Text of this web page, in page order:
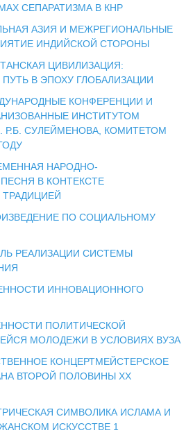
СЕПАРАТИЗМА В КНР
АЗИЯ И МЕЖРЕГИОНАЛЬНЫЕ
ИНДИЙСКОЙ СТОРОНЫ
ЦИВИЛИЗАЦИЯ:
В ЭПОХУ ГЛОБАЛИЗАЦИИ
КОНФЕРЕНЦИИ И
ИНСТИТУТОМ
Р.Б. СУЛЕЙМЕНОВА, КОМИТЕТОМ
НАРОДНО-
В КОНТЕКСТЕ
ПО СОЦИАЛЬНОМУ
РЕАЛИЗАЦИИ СИСТЕМЫ
ИННОВАЦИОННОГО
ПОЛИТИЧЕСКОЙ
МОЛОДЕЖИ В УСЛОВИЯХ ВУЗА
КОНЦЕРТМЕЙСТЕРСКОЕ
ВТОРОЙ ПОЛОВИНЫ ХХ
СИМВОЛИКА ИСЛАМА И
ИСКУССТВЕ 1